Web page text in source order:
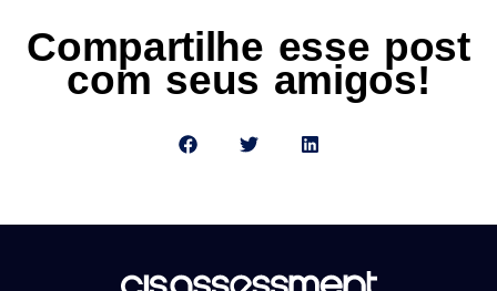
Compartilhe esse post
com seus amigos!